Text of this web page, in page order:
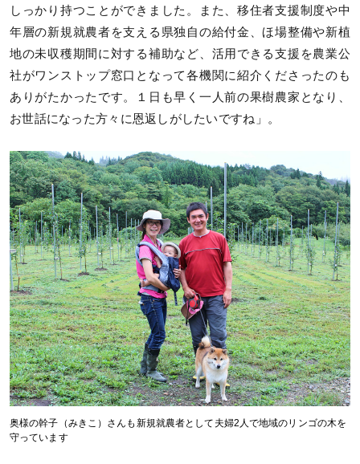
しっかり持つことができました。また、移住者支援制度や中
年層の新規就農者を支える県独自の給付金、ほ場整備や新植
地の未収穫期間に対する補助など、活用できる支援を農業公
社がワンストップ窓口となって各機関に紹介くださったのも
ありがたかったです。１日も早く一人前の果樹農家となり、
お世話になった方々に恩返しがしたいですね」。
奥様の幹子（みきこ）さんも新規就農者として夫婦2人で地域のリンゴの木を
守っています